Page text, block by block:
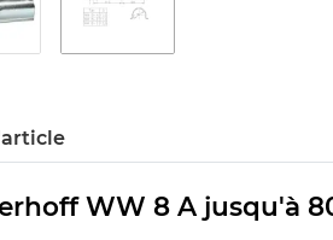
WW 8 A jusqu'à